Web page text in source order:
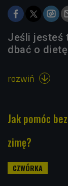
Jeśli jesteś
dbać o
rozwiń 
Jak pomóc
zimę?